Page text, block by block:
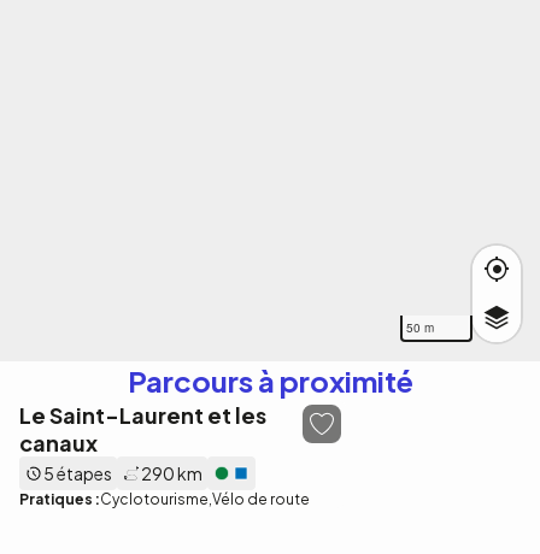
50 m
Parcours à proximité
Le Saint-Laurent et les
canaux
5 étapes 290 km
Pratiques :Cyclotourisme Vélo de route